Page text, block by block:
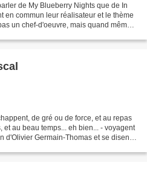
de My Blueberry Nights que de In
en commun leur réalisateur et le thème
un chef-d'oeuvre, mais quand même
de gré ou de force, et au repas
au beau temps... eh bien... - voyagent
Germain-Thomas et se disent